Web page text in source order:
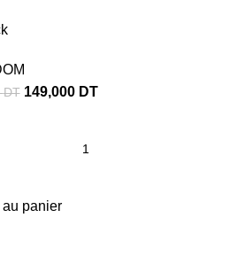
DT 149,000 DT
panier